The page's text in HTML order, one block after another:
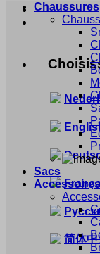
简体中
Chaussures
Sacs
Accessoires